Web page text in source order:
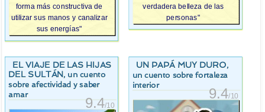
forma más constructiva de
utilizar sus manos y canalizar
sus energías"
verdadera belleza de las
personas"
EL VIAJE DE LAS HIJAS
DEL SULTÁN, un cuento
sobre afectividad y saber
amar
9.4/10
UN PAPÁ MUY DURO,
un cuento sobre fortaleza
interior
9.4/10